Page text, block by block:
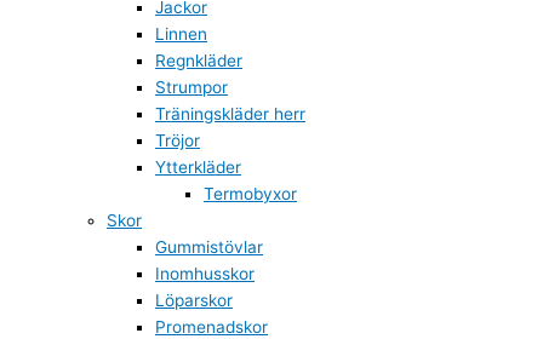
Jackor
Linnen
Regnkläder
Strumpor
Träningskläder herr
Tröjor
Ytterkläder
Termobyxor
Skor
Gummistövlar
Inomhusskor
Löparskor
Promenadskor